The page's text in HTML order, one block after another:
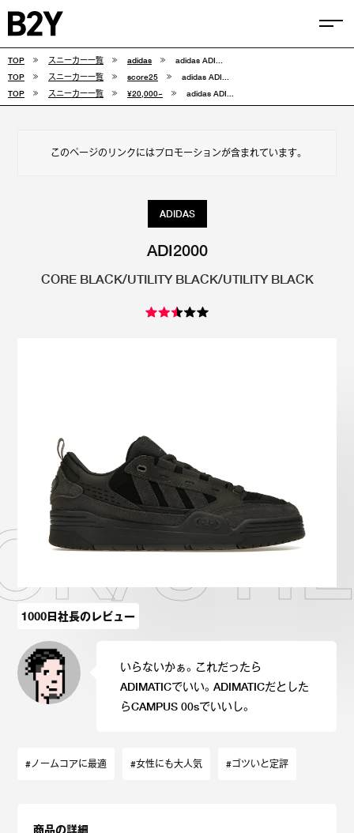
COLUMN
FEATURE
new balance CONVERSE
SEARCH SNEAKER
TOP スニーカー一覧 adidas
adidas ADI...
TOP
スニーカー一覧 score25
adidas ADI...
TOP
スニーカー一覧 ¥20,000~ adidas ADI...
このページのリンクにはプロモーションが含まれています。
ADIDAS
ADI2000
CORE BLACK/UTILITY BLACK/UTILITY BLACK
1000日社長のレビュー
いらないかぁ。これだったら
ADIMATICでいい。ADIMATICだとした
らCAMPUS 00sでいいし。
#ノームコアに最適 #女性にも大人気 #ゴツいと定評
商品の詳細